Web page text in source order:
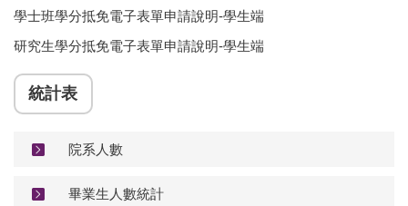
學士班學分抵免電子表單申請說明-學生端
研究生學分抵免電子表單申請說明-學生端
統計表
院系人數
畢業生人數統計